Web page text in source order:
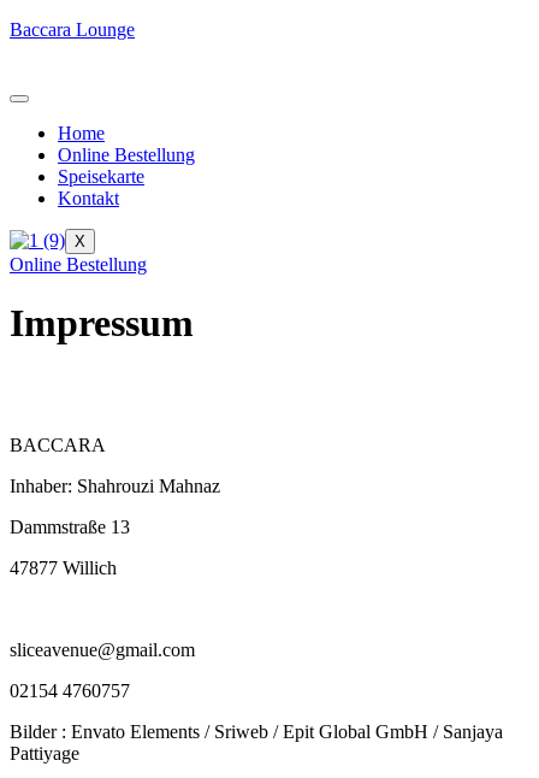
Baccara Lounge
Home
Online Bestellung
Speisekarte
Kontakt
X
Online Bestellung
Impressum
BACCARA
Inhaber: Shahrouzi Mahnaz
Dammstraße 13
47877 Willich
sliceavenue@gmail.com
02154 4760757
Bilder : Envato Elements / Sriweb / Epit Global GmbH / Sanjaya
Pattiyage